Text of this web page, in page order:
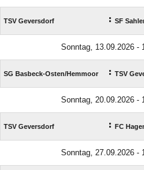
TSV Geversdorf : SF
Sonntag, 13.09.2026 -
SG Basbeck-Osten/​Hemmoor : TSV
Sonntag, 20.09.2026 -
TSV Geversdorf : FC
Sonntag, 27.09.2026 -